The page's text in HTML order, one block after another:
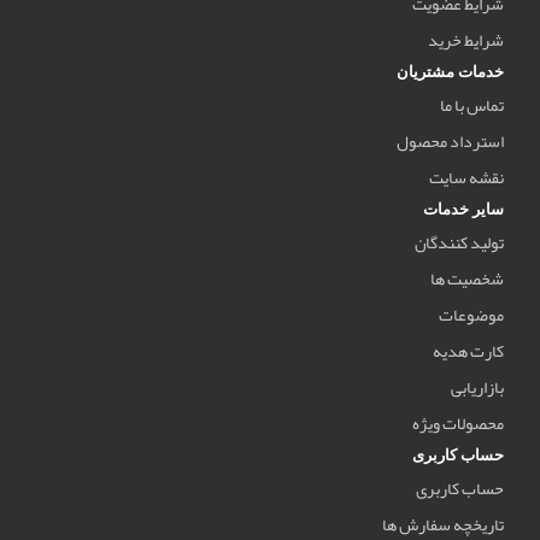
شرایط خرید
خدمات مشتریان
تماس با ما
استرداد محصول
نقشه سایت
سایر خدمات
تولید کنندگان
شخصیت ها
موضوعات
کارت هدیه
بازاریابی
محصولات ویژه
حساب کاربری
حساب کاربری
تاریخچه سفارش ها